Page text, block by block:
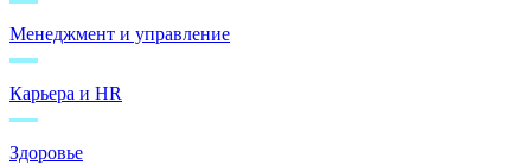
Менеджмент и управление
Карьера и HR
Здоровье